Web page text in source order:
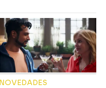
NOVEDADES